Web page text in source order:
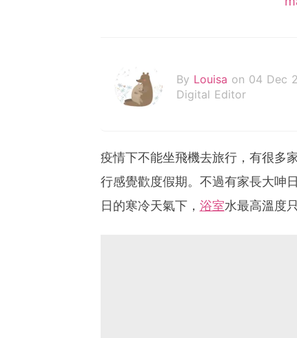
By Louisa on 04 Dec
Digital Editor
疫情下不能坐飛機去旅行，有很多
行感覺歡度假期。不過有家長大呻
日的寒冷天氣下， 浴室水最高溫度